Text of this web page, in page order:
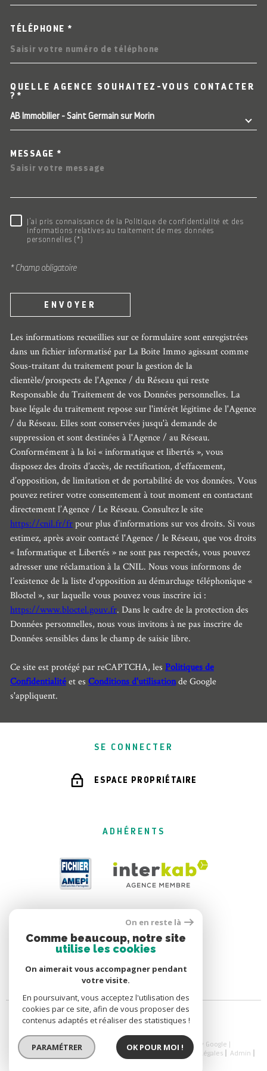
TÉLÉPHONE *
QUELLE AGENCE SOUHAITEZ-VOUS CONTACTER
?*
AB Immobilier - Saint Germain sur Morin
MESSAGE *
RÈGLEMENTATION
J'ai pris connaissance de la Politique de confidentialité et des
informations relatives au traitement de mes données
personnelles (*)
* Champ obligatoire
ENVOYER
Les informations recueillies sur ce formulaire sont enregistrées
dans un fichier informatisé par La Boite Immo agissant comme
Sous-traitant du traitement pour la gestion de la
clientèle/prospects de l'Agence / du Réseau qui reste
Responsable du Traitement de vos Données personnelles. La
base légale du traitement repose sur l'intérêt légitime de l'Agence
/ du Réseau. Elles sont conservées jusqu'à demande de
suppression et sont destinées à l'Agence / au Réseau.
Conformément à la loi « informatique et libertés », vous
disposez des droits d’accès, de rectification, d’effacement,
d’opposition, de limitation et de portabilité de vos données. Vous
pouvez retirer votre consentement à tout moment en contactant
directement l’Agence / Le Réseau. Consultez le site
https://cnil.fr/frpour plus d’informations sur vos droits. Si vous
estimez, après avoir contacté l'Agence / le Réseau, que vos droits
« Informatique et Libertés » ne sont pas respectés, vous pouvez
adresser une réclamation à la CNIL. Nous vous informons de
l’existence de la liste d'opposition au démarchage téléphonique «
Bloctel », sur laquelle vous pouvez vous inscrire ici :
https://www.bloctel.gouv.fr. Dans le cadre de la protection des
Données personnelles, nous vous invitons à ne pas inscrire de
Données sensibles dans le champ de saisie libre.
Ce site est protégé par reCAPTCHA, les Politiques de
Confidentialitéet es Conditions d'utilisationde Google
s'appliquent.
SE CONNECTER
ESPACE PROPRIÉTAIRE
ADHÉRENTS
© 2026 | Tous droits réservés | Traduction powered by Google |
Nos Honoraires
Nos Honoraires Mentions Légales
Admin
On en reste là
Comme beaucoup, notre site
utilise les cookies
On aimerait vous accompagner pendant
votre visite.
En poursuivant, vous acceptez l'utilisation des
cookies par ce site, afin de vous proposer des
contenus adaptés et réaliser des statistiques !
PARAMÉTRER OK POUR MOI !